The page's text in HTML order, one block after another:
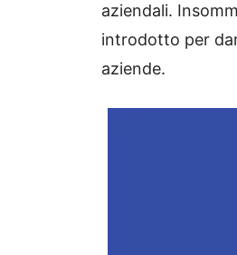
aziendali.
introdotto per
aziende.